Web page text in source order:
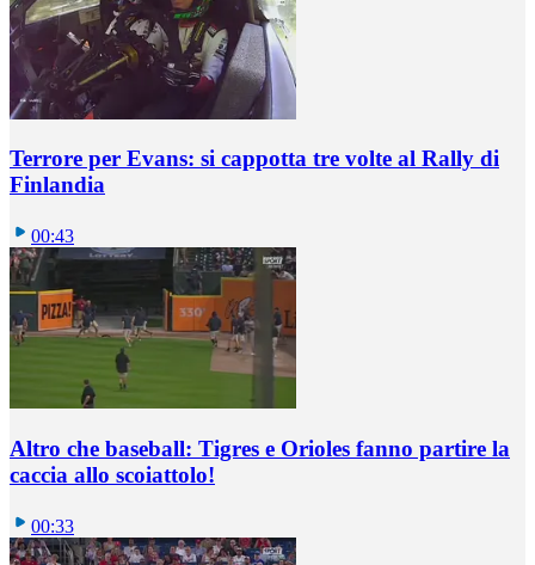
Terrore per Evans: si cappotta tre volte al Rally di
Finlandia
00:43
Altro che baseball: Tigres e Orioles fanno partire la
caccia allo scoiattolo!
00:33